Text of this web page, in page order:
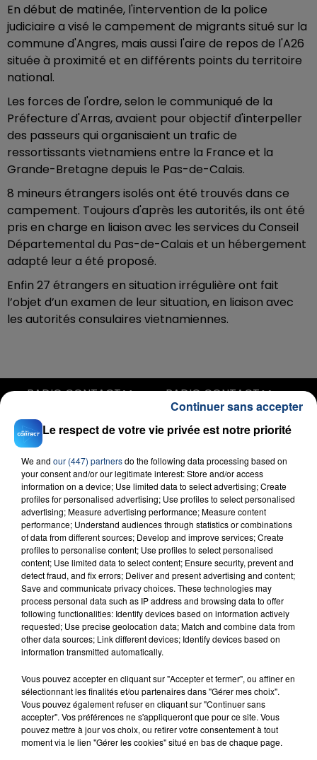
En début de matinée, l'intervention de la police
judiciaire a visé le campement de migrants situé sur la
commune d'Angres, mais aussi l'aire de repos de l'A26
située à proximité et en différents points du territoire
national.
Les forces de l'ordre, selon le communiqué de la
Préfecture d'Arras, avaient pour objectif d'interpeller
des passeurs qui organisaient un trafic de
ressortissants vietnamiens entre la France et la
Grande-Bretagne depuis le Pas-de-Calais.
8 mineurs étrangers isolés ont été trouvés dans ce
campement. Toujours d'après les autorités, ils ont été
pris en charge en liaison avec les services du Conseil
Départemental du Pas-de-Calais et un hébergement
adapté leur a été proposé.
Enfin 27 étrangers en situation irrégulière ont fait
l’objet d’un examen de leur situation, en liaison avec
les autorités consulaires vietnamiennes.
ARIANA GRANDE
RADIO CONTACT
FIL D'ACTU
23 juillet 2026
INCENDIE MORTEL À LENS : UNE FEMME ET
SON BÉBÉ ENTRE LA VIE ET LA...
Un homme s'est immolé par le feu après avoir
Le respect de votre vie privée est notre priorité
We and our (447) partnersdo the following data processing based on
your consent and/or our legitimate interest: Store and/or access
information on a device; Use limited data to select advertising; Create
profiles for personalised advertising; Use profiles to select personalised
advertising; Measure advertising performance; Measure content
performance; Understand audiences through statistics or combinations
of data from different sources; Develop and improve services; Create
profiles to personalise content; Use profiles to select personalised
content; Use limited data to select content; Ensure security, prevent and
detect fraud, and fix errors; Deliver and present advertising and content;
Save and communicate privacy choices. These technologies may
process personal data such as IP address and browsing data to offer
following functionalities: Identify devices based on information actively
requested; Use precise geolocation data; Match and combine data from
other data sources; Link different devices; Identify devices based on
information transmitted automatically.
Vous pouvez accepter en cliquant sur "Accepter et fermer", ou affiner en
sélectionnant les finalités et/ou partenaires dans "Gérer mes choix".
Vous pouvez également refuser en cliquant sur "Continuer sans
accepter". Vos préférences ne s'appliqueront que pour ce site. Vous
pouvez mettre à jour vos choix, ou retirer votre consentement à tout
moment via le lien "Gérer les cookies" situé en bas de chaque page.
Continuer sans accepter